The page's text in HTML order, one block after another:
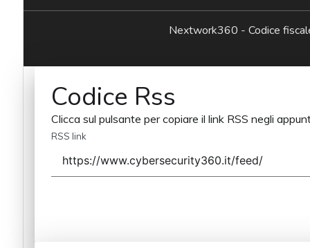
Nextwork360 - Codice
Codice Rss
Clicca sul pulsante per copiare il link RSS negli
RSS link